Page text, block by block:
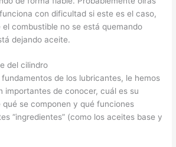
con dificultad si este es el caso,
combustible no se está quemando
dejando aceite.
del cilindro
fundamentos de los lubricantes, le hemos
importantes de conocer, cuál es su
se componen y qué funciones
“ingredientes” (como los aceites base y